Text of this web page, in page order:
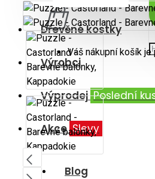
Váš nákupní košík je
Dřevěné kostky
Výrobci
Výprodej Poslední
Akce Slevy
Blog